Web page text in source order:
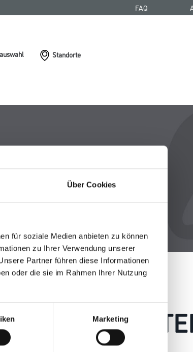
Über Cookies
für soziale Medien anbieten zu können
zu Ihrer Verwendung unserer
Partner führen diese Informationen
oder die sie im Rahmen Ihrer Nutzung
Marketing
FAQ
Standorte